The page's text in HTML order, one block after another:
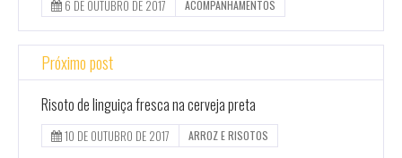
6 DE OUTUBRO DE 2017 ACOMPANHAMENTOS
Próximo post
Risoto de linguiça fresca na cerveja preta
10 DE OUTUBRO DE 2017 ARROZ E RISOTOS